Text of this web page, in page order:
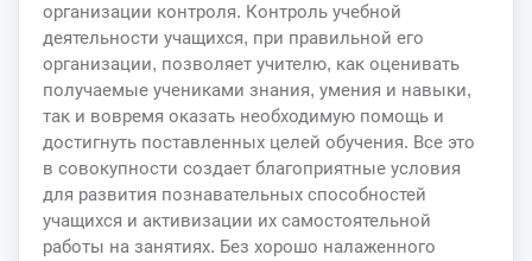
организации контроля. Контроль учебной
деятельности учащихся, при правильной его
организации, позволяет учителю, как оценивать
получаемые учениками знания, умения и навыки,
так и вовремя оказать необходимую помощь и
достигнуть поставленных целей обучения. Все это
в совокупности создает благоприятные условия
для развития познавательных способностей
учащихся и активизации их самостоятельной
работы на занятиях. Без хорошо налаженного